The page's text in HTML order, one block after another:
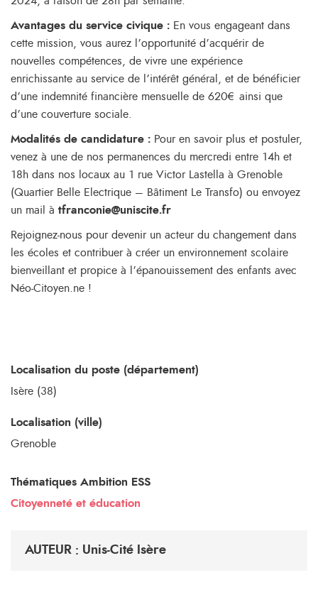
Avantages du service civique : En vous engageant dans
cette mission, vous aurez l’opportunité d’acquérir de
nouvelles compétences, de vivre une expérience
enrichissante au service de l’intérêt général, et de bénéficier
d’une indemnité financière mensuelle de 620€ ainsi que
d’une couverture sociale.
Modalités de candidature : Pour en savoir plus et postuler,
venez à une de nos permanences du mercredi entre 14h et
18h dans nos locaux au 1 rue Victor Lastella à Grenoble
(Quartier Belle Electrique – Bâtiment Le Transfo) ou envoyez
un mail à tfranconie@uniscite.fr
Rejoignez-nous pour devenir un acteur du changement dans
les écoles et contribuer à créer un environnement scolaire
bienveillant et propice à l’épanouissement des enfants avec
Néo-Citoyen.ne !
Localisation du poste (département)
Isère (38)
Localisation (ville)
Grenoble
Thématiques Ambition ESS
Citoyenneté et éducation
AUTEUR : Unis-Cité Isère